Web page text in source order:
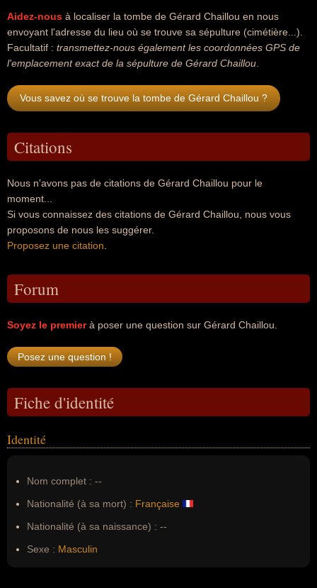
Aidez-nous à localiser la tombe de Gérard Chaillou en nous
envoyant l'adresse du lieu où se trouve sa sépulture (cimétière...).
Facultatif : transmettez-nous également les coordonnées GPS de
l'emplacement exact de la sépulture de Gérard Chaillou
Vous savez où se trouve la tombe de Gérard Chaillou ?
Citations
Nous n'avons pas de citations de Gérard Chaillou pour le
moment...
Si vous connaissez des citations de Gérard Chaillou, nous vous
proposons de nous les suggérer.
Proposez une citation
Forum
Soyez le premierà poser une question sur Gérard Chaillou.
Fiche d'identité
Identité
Nom complet : --
Nationalité (à sa mort) : Française
Nationalité (à sa naissance) : --
Sexe : Masculin